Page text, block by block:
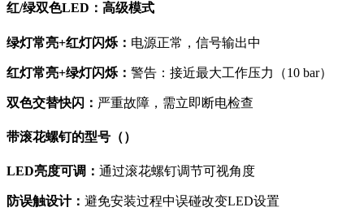
红/绿双色LED：高级模式
绿灯常亮+红灯闪烁： 电源正常，信号输出中
红灯常亮+绿灯闪烁： 警告：接近最大工作压力（10 bar）
双色交替快闪： 严重故障，需立即断电检查
带滚花螺钉的型号（）
LED亮度可调： 通过滚花螺钉调节可视角度
防误触设计： 避免安装过程中误碰改变LED设置